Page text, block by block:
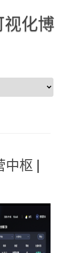
视化博
枢 |